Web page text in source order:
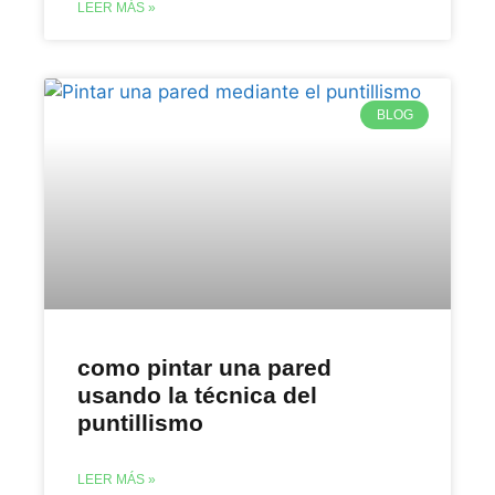
LEER MÁS »
BLOG
como pintar una pared
usando la técnica del
puntillismo
LEER MÁS »